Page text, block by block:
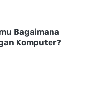
Bagaimana
Komputer?